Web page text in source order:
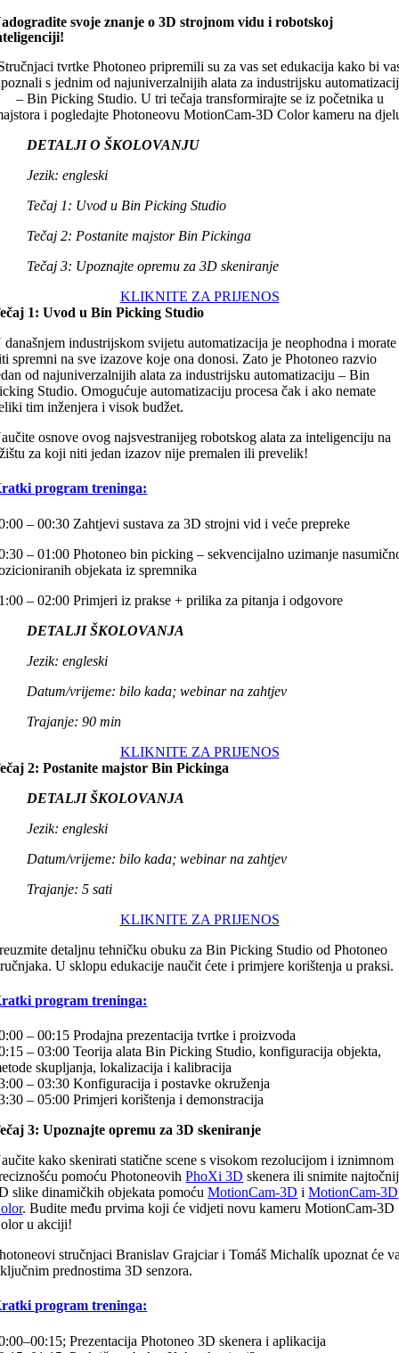
svoje znanje o 3D strojnom vidu i robotskoj
tvrtke Photoneo pripremili su za vas set edukacija kako bi
s jednim od najuniverzalnijih alata za industrijsku
– Bin Picking Studio. U tri tečaja transformirajte se iz početnika u
i pogledajte Photoneovu MotionCam-3D Color kameru na
DETALJI O ŠKOLOVANJU
Jezik: engleski
Tečaj 1: Uvod u Bin Picking Studio
Tečaj 2: Postanite majstor Bin Pickinga
Tečaj 3: Upoznajte opremu za 3D skeniranje
KLIKNITE ZA PRIJENOS
1: Uvod u Bin Picking Studio
današnjem industrijskom svijetu automatizacija je neophodna i morate
spremni na sve izazove koje ona donosi. Zato je Photoneo razvio
od najuniverzalnijih alata za industrijsku automatizaciju – Bin
Studio. Omogućuje automatizaciju procesa čak i ako nemate
tim inženjera i visok budžet.
osnove ovog najsvestranijeg robotskog alata za inteligenciju na
za koji niti jedan izazov nije premalen ili prevelik!
program treninga:
– 00:30 Zahtjevi sustava za 3D strojni vid i veće prepreke
– 01:00 Photoneo bin picking – sekvencijalno uzimanje
objekata iz spremnika
– 02:00 Primjeri iz prakse + prilika za pitanja i odgovore
DETALJI ŠKOLOVANJA
Jezik: engleski
Datum/vrijeme: bilo kada; webinar na zahtjev
Trajanje: 90 min
KLIKNITE ZA PRIJENOS
2: Postanite majstor Bin Pickinga
DETALJI ŠKOLOVANJA
Jezik: engleski
Datum/vrijeme: bilo kada; webinar na zahtjev
Trajanje: 5 sati
KLIKNITE ZA PRIJENOS
detaljnu tehničku obuku za Bin Picking Studio od Photoneo
U sklopu edukacije naučit ćete i primjere korištenja u praksi.
program treninga:
– 00:15 Prodajna prezentacija tvrtke i proizvoda
– 03:00 Teorija alata Bin Picking Studio, konfiguracija objekta,
skupljanja, lokalizacija i kalibracija
– 03:30 Konfiguracija i postavke okruženja
– 05:00 Primjeri korištenja i demonstracija
3: Upoznajte opremu za 3D skeniranje
kako skenirati statične scene s visokom rezolucijom i iznimnom
pomoću PhotoneovihPhoXi 3D skenera ili snimite
slike dinamičkih objekata pomoćuMotionCam-3D iMotionCam-3D
. Budite među prvima koji će vidjeti novu kameru MotionCam-3D
u akciji!
stručnjaci Branislav Grajciar i Tomáš Michalík upoznat će
prednostima 3D senzora.
program treninga:
Prezentacija Photoneo 3D skenera i aplikacija